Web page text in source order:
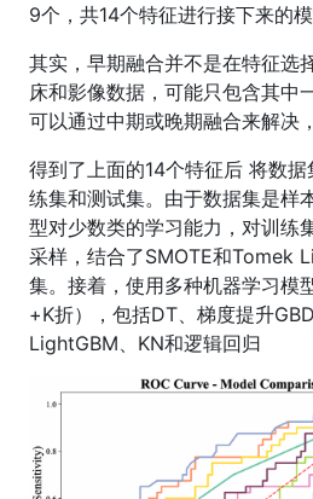
9个，共14个特征进行接下来的
其实，早期融合并不是在特征选
床和影像数据，可能只包含其中
可以通过中期或晚期融合来解决
得到了上面的14个特征后 将数据
练集和测试集。由于数据集是样
型对少数类的学习能力，对训练
采样，结合了SMOTE和Tomek
集。接着，使用多种机器学习模
+K折），包括DT、梯度提升
LightGBM、KN和逻辑回归